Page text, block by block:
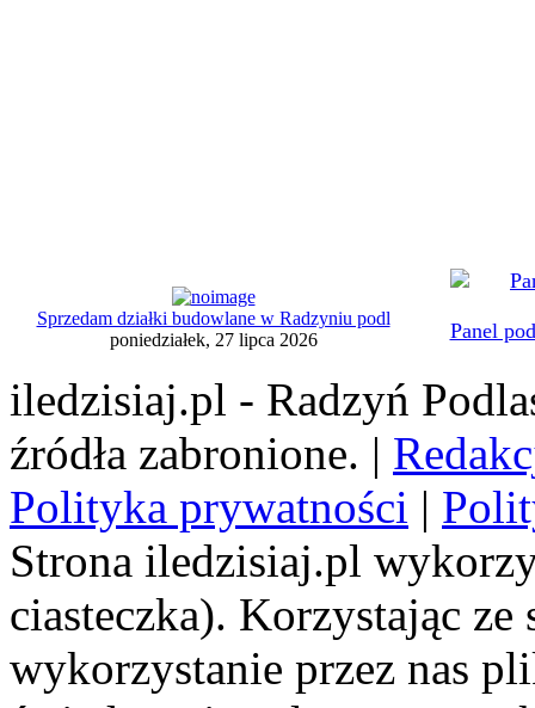
Sprzedam działki budowlane w Radzyniu podl
poniedziałek, 27 lipca 2026
Panel
iledzisiaj.pl - Radzyń
źródła zabronione. |
Polityka prywatności |
Strona iledzisiaj.pl
ciasteczka). Korzystając
wykorzystanie przez nas